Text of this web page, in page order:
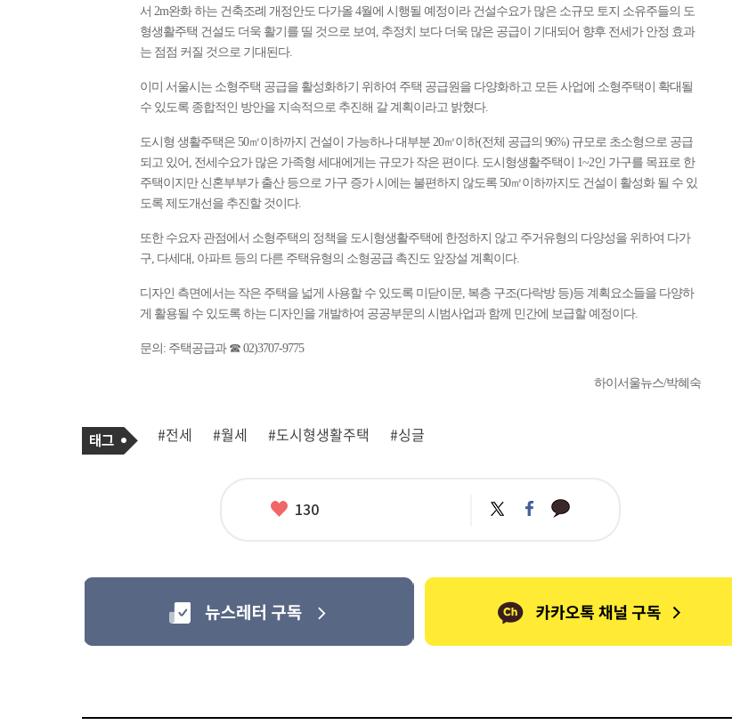
서 2m완화 하는 건축조례 개정안도 다가올 4월에 시행될 예정이라 건설수요가 많은 소규모 토지 소유주들의 도
형생활주택 건설도 더욱 활기를 띨 것으로 보여, 추정치 보다 더욱 많은 공급이 기대되어 향후 전세가 안정 효과
는 점점 커질 것으로 기대된다.
이미 서울시는 소형주택 공급을 활성화하기 위하여 주택 공급원을 다양화하고 모든 사업에 소형주택이 확대될
수 있도록 종합적인 방안을 지속적으로 추진해 갈 계획이라고 밝혔다.
도시형 생활주택은 50㎡이하까지 건설이 가능하나 대부분 20㎡이하(전체 공급의 96%) 규모로 초소형으로 공급
되고 있어, 전세수요가 많은 가족형 세대에게는 규모가 작은 편이다. 도시형생활주택이 1~2인 가구를 목표로 한
주택이지만 신혼부부가 출산 등으로 가구 증가 시에는 불편하지 않도록 50㎡이하까지도 건설이 활성화 될 수 있
도록 제도개선을 추진할 것이다.
또한 수요자 관점에서 소형주택의 정책을 도시형생활주택에 한정하지 않고 주거유형의 다양성을 위하여 다가
구, 다세대, 아파트 등의 다른 주택유형의 소형공급 촉진도 앞장설 계획이다.
디자인 측면에서는 작은 주택을 넓게 사용할 수 있도록 미닫이문, 복층 구조(다락방 등)등 계획요소들을 다양하
게 활용될 수 있도록 하는 디자인을 개발하여 공공부문의 시범사업과 함께 민간에 보급할 예정이다.
문의: 주택공급과 ☎ 02)3707-9775
하이서울뉴스/박혜숙
사
태
그
#전세 #월세 #도시형생활주택 #싱글
좋
130 트
위
페
이
카
카